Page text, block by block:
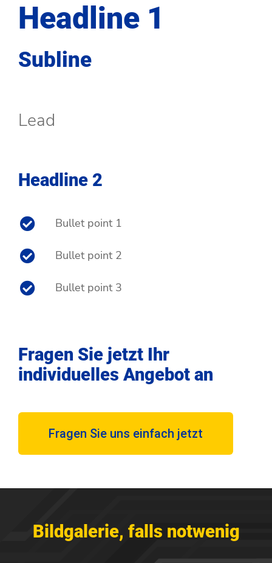
Headline 1
Subline
Lead
Headline 2
Bullet point 1
Bullet point 2
Bullet point 3
Fragen Sie jetzt Ihr
individuelles Angebot an
Fragen Sie uns einfach jetzt
Bildgalerie, falls notwenig